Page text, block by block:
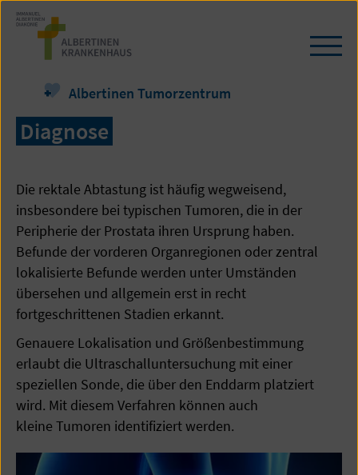
Zum
Seiteninhalt
springen
Albertinen Tumorzentrum
Diagnose
Die rektale Abtastung ist häufig wegweisend,
insbesondere bei typischen Tumoren, die in der
Peripherie der Prostata ihren Ursprung haben.
Befunde der vorderen Organregionen oder zentral
lokalisierte Befunde werden unter Umständen
übersehen und allgemein erst in recht
fortgeschrittenen Stadien erkannt.
Genauere Lokalisation und Größenbestimmung
erlaubt die Ultraschalluntersuchung mit einer
speziellen Sonde, die über den Enddarm platziert
wird. Mit diesem Verfahren können auch
kleine Tumoren identifiziert werden.